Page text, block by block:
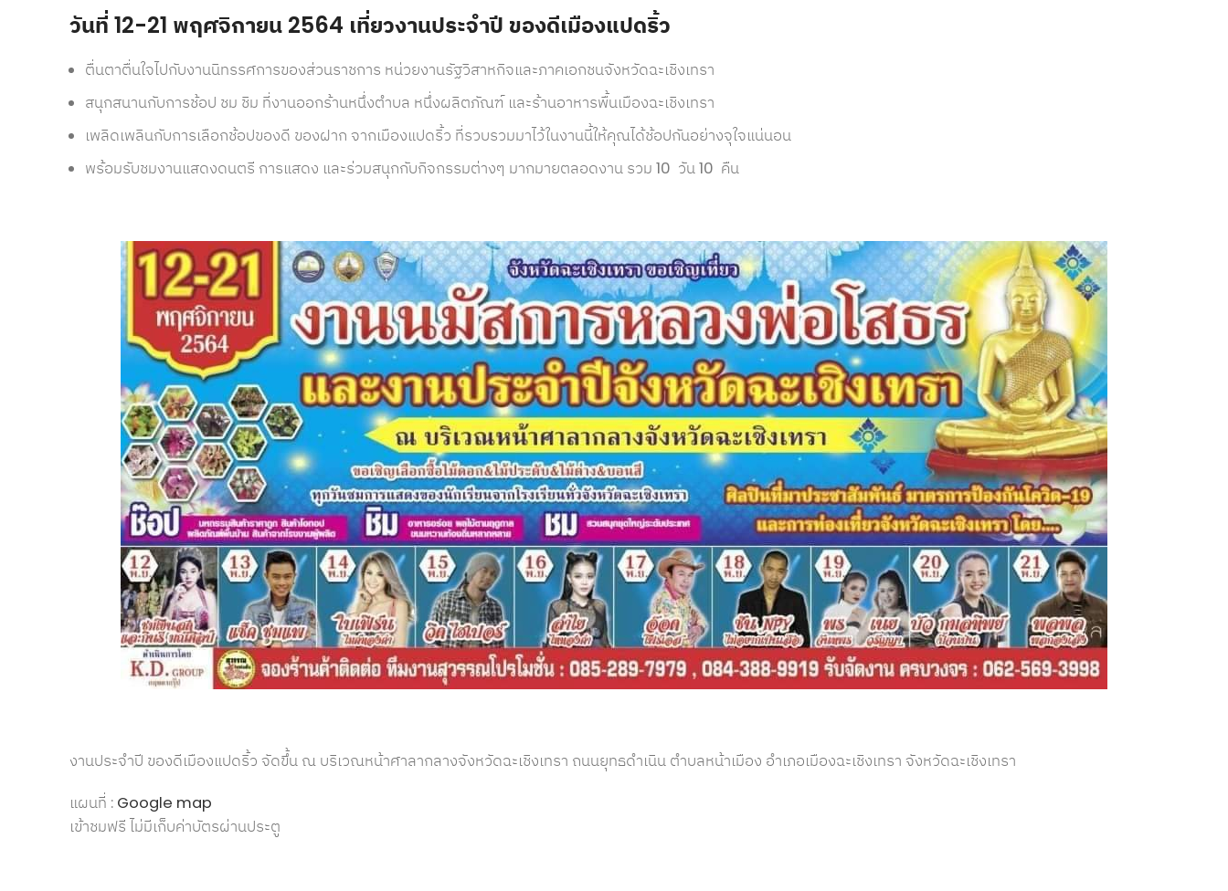
วันที่ 12-21 พฤศจิกายน 2564 เที่ยวงานประจำปี ของดีเมืองแปดริ้ว
ตื่นตาตื่นใจไปกับงานนิทรรศการของส่วนราชการ หน่วยงานรัฐวิสาหกิจและภาคเอกชนจังหวัดฉะเชิงเทรา
สนุกสนานกับการช้อป ชม ชิม ที่งานออกร้านหนึ่งตำบล หนึ่งผลิตภัณฑ์ และร้านอาหารพื้นเมืองฉะเชิงเทรา
เพลิดเพลินกับการเลือกช้อปของดี ของฝาก จากเมืองแปดริ้ว ที่รวบรวมมาไว้ในงานนี้ให้คุณได้ช้อปกันอย่างจุใจแน่นอน
พร้อมรับชมงานแสดงดนตรี การแสดง และร่วมสนุกกับกิจกรรมต่างๆ มากมายตลอดงาน รวม 10 วัน 10 คืน
งานประจำปี ของดีเมืองแปดริ้ว จัดขึ้น ณ บริเวณหน้าศาลากลางจังหวัดฉะเชิงเทรา ถนนยุทธดำเนิน ตำบลหน้าเมือง อำเภอเมืองฉะเชิงเทรา จังหวัดฉะเชิงเทรา
แผนที่ : Google map
เข้าชมฟรี ไม่มีเก็บค่าบัตรผ่านประตู